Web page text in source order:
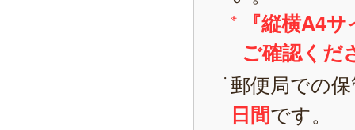
『縦横A4
ご確認くだ
郵便局での
日間です。